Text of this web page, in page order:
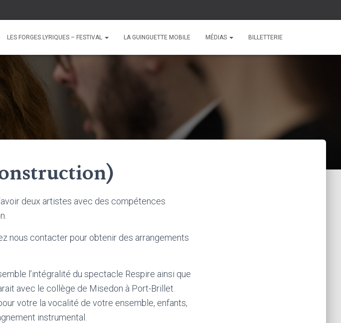
LES FORGES LYRIQUES – FESTIVAL LA GUINGUETTE MOBILE MÉDIAS BILLETTERIE
deux artistes avec des compétences
nous contacter pour obtenir des arrangements
l’intégralité du spectacle Respire ainsi que
avec le collège de Misedon à Port-Brillet.
votre la vocalité de votre ensemble, enfants,
instrumental.